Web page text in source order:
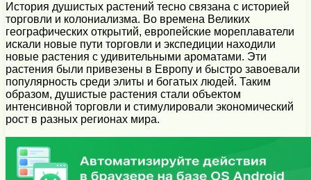
История душистых растений тесно связана с историей
торговли и колониализма. Во времена Великих
географических открытий, европейские мореплаватели
искали новые пути торговли и экспедиции находили
новые растения с удивительными ароматами. Эти
растения были привезены в Европу и быстро завоевали
популярность среди элиты и богатых людей. Таким
образом, душистые растения стали объектом
интенсивной торговли и стимулировали экономический
рост в разных регионах мира.